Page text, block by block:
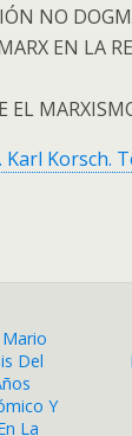
NO
EN LA
EL
Karl Korsch.
Del
Y
La